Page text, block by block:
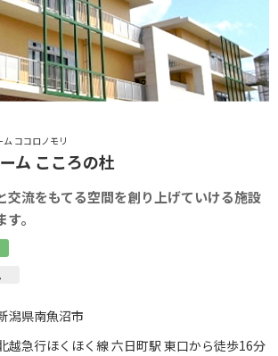
ココロノモリ
ム こころの杜
交流をもてる空間を創り上げていける施設
。
潟県南魚沼市
越急行ほくほく線 六日町駅 東口から徒歩16分